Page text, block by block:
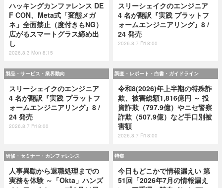
ハッキングカンファレンス DE
F CON、Meta式「変態メガ
ネ」全面禁止（度付きもNG）
広がるスマートグラス締め出
し
2026.8.3 Mon 8:15
スリーシェイクのエンジニア
4 名が翻訳『実践 プラットフ
ォームエンジニアリング』8 /
24 発売
2026.8.7 Fri 8:00
製品・サービス・業界動向
スリーシェイクのエンジニア
4 名が翻訳『実践 プラットフ
ォームエンジニアリング』8 /
24 発売
2026.8.7 Fri 8:00
調査・レポート・白書・ガイドライン
令和8(2026)年上半期の特殊詐
欺、被害総額1,816億円 ～ 投
資詐欺（797.9億）やニセ警察
詐欺（507.9億）など手口別被
害額
2026.8.7 Fri 8:00
研修・セミナー・カンファレンス
人事異動から退職処理までの
実務を体験 ～「Okta」ハンズ
特集
今日もどこかで情報漏えい 第
51回「2026年7月の情報漏え